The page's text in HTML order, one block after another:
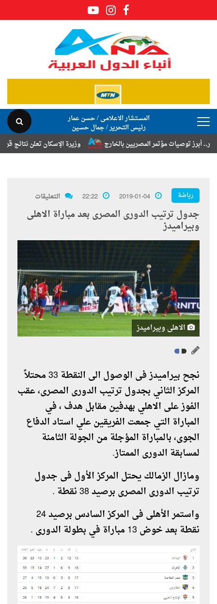
المستشار الاعلامى / حسن عمار
رئيس التحرير / جمال حسين
وزيرة الإسكان تعلن نتائج قرعة
مؤتمر المصريين بالخارج
رياضة 2019-01-04
22:22 التعليقات
جدول ترتيب الدورى المصرى بعد مباراة الاهلى
وبيراميدز
الاهلى وبيراميدز
نجح بيراميدز فى الوصول الى النقطة 33 محتلاً
المركز الثاني بجدول ترتيب الدورى المصرى، عقب
الفوز على الاهلي بهدفين مقابل هدف ، في
المباراة التي جمعت الفريقين علي استاد الدفاع
الجوى، بالمباراة المؤجلة من الجولة الثامنة
لمسابقة الدورى الممتاز.
ومازال الزمالك يحتل المركز الأول فى جدول
ترتيب الدورى المصرى برصيد 38 نقطة .
واستمر الأهلى فى المركز السادس برصيد 24
نقطة بعد خوض 13 مباراة في بطولة الدورى .